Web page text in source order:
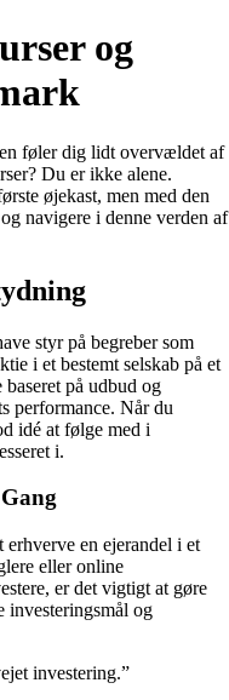
og
føler dig lidt overvældet af
Du er ikke alene.
øjekast, men med den
navigere i denne verden af
styr på begreber som
i et bestemt selskab på et
på udbud og
performance. Når du
idé at følge med i
i.
en ejerandel i et
eller online
er det vigtigt at gøre
investeringsmål og
investering.”